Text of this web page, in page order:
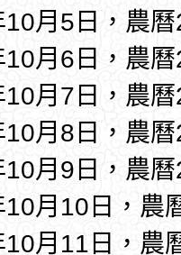
10月5日，農
10月6日，農
10月7日，農
10月8日，農
10月9日，農
10月10日，農
10月11日，農